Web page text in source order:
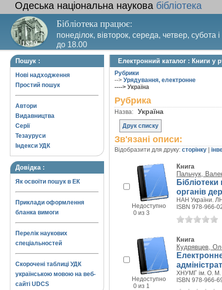
Одеська національна наукова бібліотека
Бібліотека працює:
понеділок, вівторок, середа, четвер, субота
до 18.00
Вихідний день – п’ятниця. Останній четвер
Пошук :
Нові надходження
Простий пошук
Автори
Видавництва
Серії
Тезауруси
Індекси УДК
Довідка :
Як освоїти пошук в ЕК
Приклади оформлення
бланка вимоги
Перелік наукових
спеціальностей
Скорочені таблиці УДК
українською мовою на веб-
сайті UDCS
Електронний каталог : Книги у
Рубрики
--> Урядування, електронне
----> Україна
Рубрика
Назва: Україна
Друк списку
Зв'язані описи:
Відобразити для друку: сторінку
Недоступно
0 из 3
Книга
Пальчук,
органів
НАН України.
ISBN 978-966-
Недоступно
0 из 1
Книга
Кудрявцев,
ХНУМГ ім. О. М.
ISBN 978-966-